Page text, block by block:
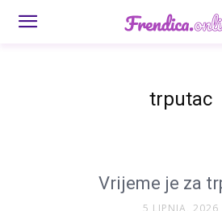
trputac
Vrijeme je za
5 LIPNJA, 2026